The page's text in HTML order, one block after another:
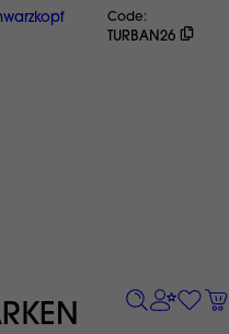
Code
TURBAN26